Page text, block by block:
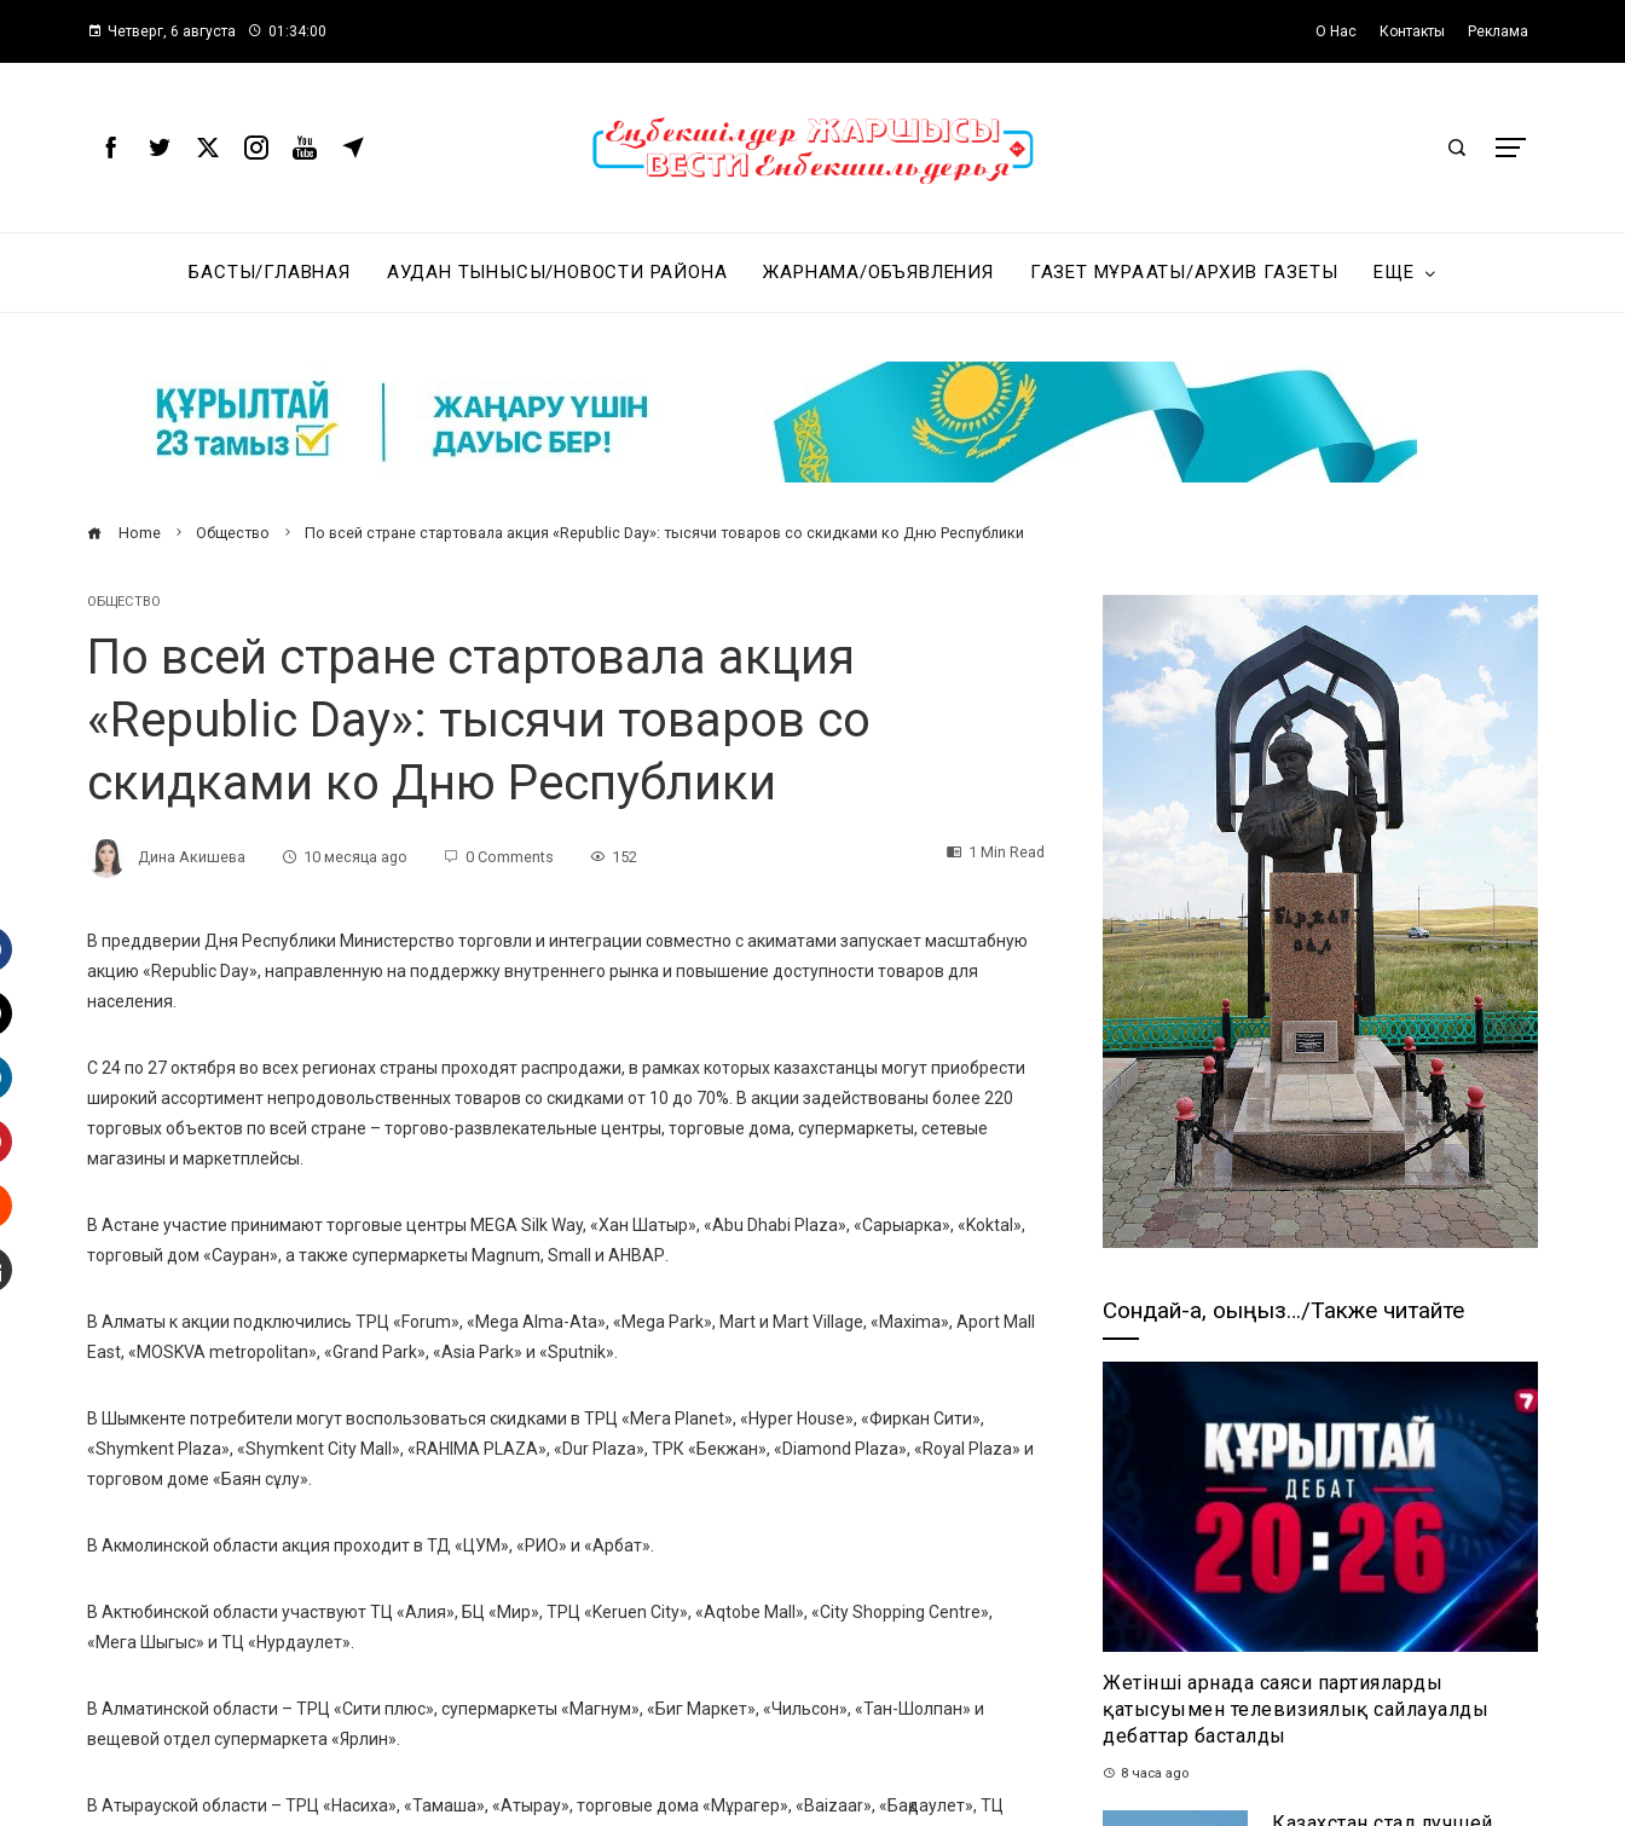
Четверг, 6 августа 01:34:01 О Нас Контакты Реклама
БАСТЫ/ГЛАВНАЯ АУДАН ТЫНЫСЫ/НОВОСТИ РАЙОНА ЖАРНАМА/ОБЪЯВЛЕНИЯ ГАЗЕТ МҰРАҒАТЫ/АРХИВ ГАЗЕТЫ ЕЩЕ
Home Общество По всей стране стартовала акция «Republic Day»: тысячи товаров со скидками ко Дню Республики
ОБЩЕСТВО
По всей стране стартовала акция
«Republic Day»: тысячи товаров со
скидками ко Дню Республики
Дина Акишева 10 месяца ago 0 Comments 152 1 Min Read
В преддверии Дня Республики Министерство торговли и интеграции совместно с акиматами запускает масштабную
акцию «Republic Day», направленную на поддержку внутреннего рынка и повышение доступности товаров для
населения.
С 24 по 27 октября во всех регионах страны проходят распродажи, в рамках которых казахстанцы могут приобрести
широкий ассортимент непродовольственных товаров со скидками от 10 до 70%. В акции задействованы более 220
торговых объектов по всей стране – торгово-развлекательные центры, торговые дома, супермаркеты, сетевые
магазины и маркетплейсы.
В Астане участие принимают торговые центры MEGA Silk Way, «Хан Шатыр», «Abu Dhabi Plaza», «Сарыарка», «Koktal»,
торговый дом «Сауран», а также супермаркеты Magnum, Small и АНВАР.
В Алматы к акции подключились ТРЦ «Forum», «Mega Alma-Ata», «Mega Park», Mart и Mart Village, «Maxima», Aport Mall
East, «MOSKVA metropolitan», «Grand Park», «Asia Park» и «Sputnik».
В Шымкенте потребители могут воспользоваться скидками в ТРЦ «Мега Planet», «Hyper House», «Фиркан Сити»,
«Shymkent Plaza», «Shymkent City Mall», «RAHIMA PLAZA», «Dur Plaza», ТРК «Бекжан», «Diamond Plaza», «Royal Plaza» и
торговом доме «Баян сұлу».
В Акмолинской области акция проходит в ТД «ЦУМ», «РИО» и «Арбат».
В Актюбинской области участвуют ТЦ «Алия», БЦ «Мир», ТРЦ «Keruen City», «Aqtobe Mall», «City Shopping Centre»,
«Мега Шыгыс» и ТЦ «Нурдаулет».
В Алматинской области – ТРЦ «Сити плюс», супермаркеты «Магнум», «Биг Маркет», «Чильсон», «Тан-Шолпан» и
вещевой отдел супермаркета «Ярлин».
В Атырауской области – ТРЦ «Насиха», «Тамаша», «Атырау», торговые дома «Мұрагер», «Baizaar», «Бақдаулет», ТЦ
Сондай-ақ, оқыңыз…/Также читайте
Жетінші арнада саяси партиялардың
қатысуымен телевизиялық сайлауалды
дебаттар басталды
8 часа ago